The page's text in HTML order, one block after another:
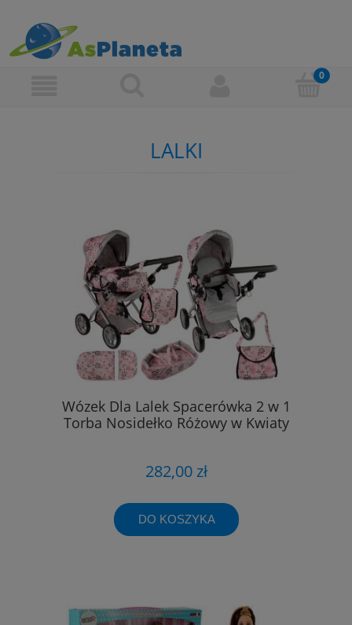
LALKI
Wózek Dla Lalek Spacerówka 2 w 1
Torba Nosidełko Różowy w Kwiaty
282,00 zł
DO KOSZYKA